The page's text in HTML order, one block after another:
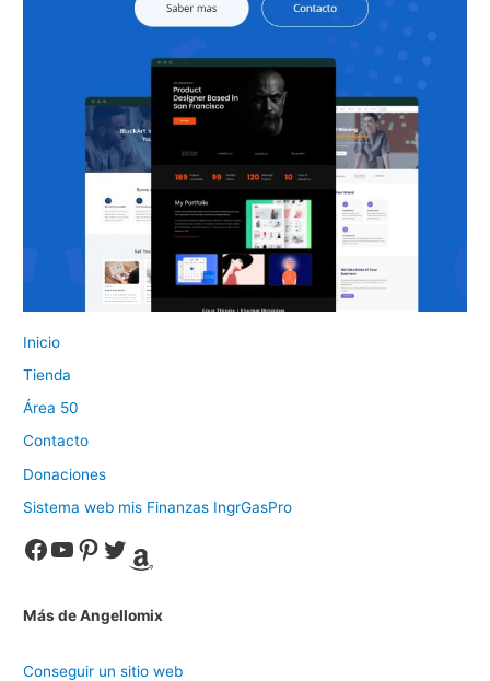
Inicio
Tienda
Área 50
Contacto
Donaciones
Sistema web mis Finanzas IngrGasPro
Facebook YouTube Pinterest Twitter Amazon
Más de Angellomix
Conseguir un sitio web